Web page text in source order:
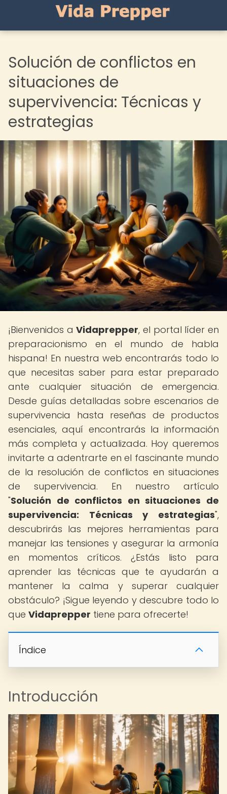
Solución de conflictos en
situaciones de
supervivencia: Técnicas y
estrategias
¡Bienvenidos aVidaprepper, el portal líder en
preparacionismo en el mundo de habla
hispana! En nuestra web encontrarás todo lo
que necesitas saber para estar preparado
ante cualquier situación de emergencia.
Desde guías detalladas sobre escenarios de
supervivencia hasta reseñas de productos
esenciales, aquí encontrarás la información
más completa y actualizada. Hoy queremos
invitarte a adentrarte en el fascinante mundo
de la resolución de conflictos en situaciones
de supervivencia. En nuestro artículo
"Solución de conflictos en situaciones de
supervivencia: Técnicas y estrategias",
descubrirás las mejores herramientas para
manejar las tensiones y asegurar la armonía
en momentos críticos. ¿Estás listo para
aprender las técnicas que te ayudarán a
mantener la calma y superar cualquier
obstáculo? ¡Sigue leyendo y descubre todo lo
que Vidaprepper tiene para ofrecerte!
Índice
Introducción